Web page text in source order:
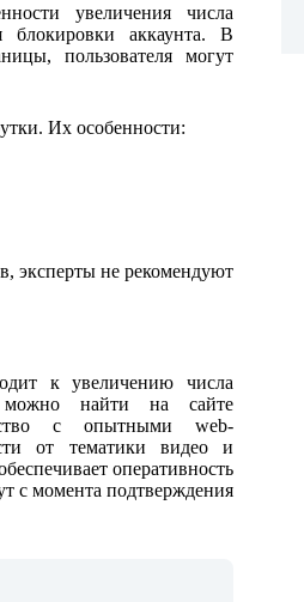
увеличения числа
блокировки аккаунта. В
пользователя могут
Их особенности:
эксперты не рекомендуют
к увеличению числа
можно найти на сайте
с опытными web-
от тематики видео и
оперативность
с момента подтверждения